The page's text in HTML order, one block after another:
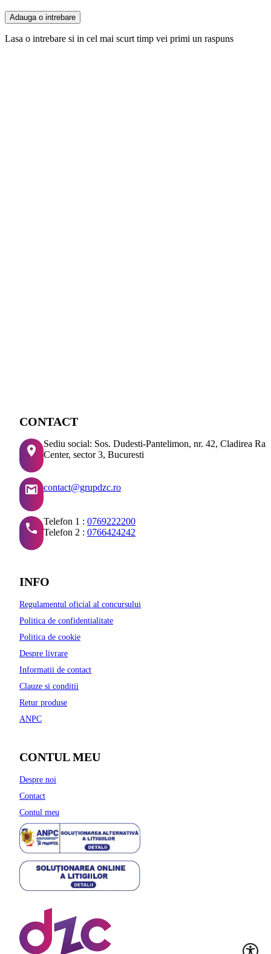
Adauga o intrebare
Lasa o intrebare si in cel mai scurt timp vei primi un raspuns
CONTACT
Sediu social: Sos. Dudesti-Pantelimon, nr. 42, Cladirea
Center, sector 3, Bucuresti
contact@grupdzc.ro
Telefon 1 : 0769222200
Telefon 2 : 0766424242
INFO
Regulamentul oficial al concursului
Politica de confidentialitate
Politica de cookie
Despre livrare
Informatii de contact
Clauze si conditii
Retur produse
ANPC
CONTUL MEU
Despre noi
Contact
Contul meu